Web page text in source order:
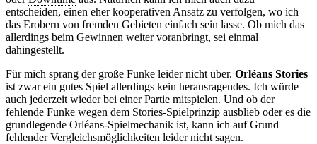
entscheiden, einen eher kooperativen Ansatz zu verfolgen, wo ich
das Erobern von fremden Gebieten einfach sein lasse. Ob mich das
allerdings beim Gewinnen weiter voranbringt, sei einmal
dahingestellt.
Für mich sprang der große Funke leider nicht über. Orléans Stories
ist zwar ein gutes Spiel allerdings kein herausragendes. Ich würde
auch jederzeit wieder bei einer Partie mitspielen. Und ob der
fehlende Funke wegen dem Stories-Spielprinzip ausblieb oder es die
grundlegende Orléans-Spielmechanik ist, kann ich auf Grund
fehlender Vergleichsmöglichkeiten leider nicht sagen.